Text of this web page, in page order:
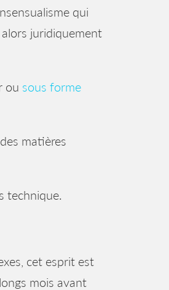
qui
juridiquement
ou sous forme
matières
technique.
cet esprit est
mois avant